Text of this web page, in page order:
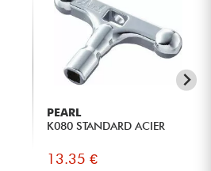
PEARL
K080 STANDARD ACIER
13.35 €